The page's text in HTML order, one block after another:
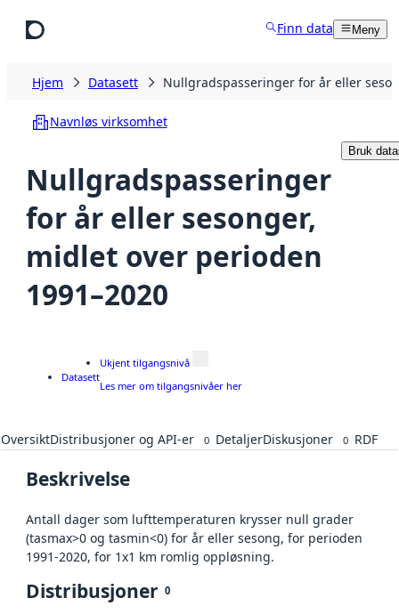
Finn data Meny
Hjem Datasett Nullgradspasseringer for år eller
Navnløs virksomhet
Nullgradspasseringer
for år eller sesonger,
midlet over perioden
1991–2020
Bruk
Datasett
Ukjent tilgangsnivå
Les mer om tilgangsnivåer her
OversiktDistribusjoner og API-er 0 DetaljerDiskusjoner 0 RDF
Beskrivelse
Antall dager som lufttemperaturen krysser null grader
(tasmax>0 og tasmin<0) for år eller sesong, for perioden
1991-2020, for 1x1 km romlig oppløsning.
Distribusjoner 0